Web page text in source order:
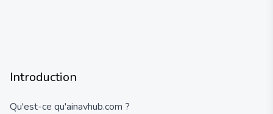
Introduction
Qu'est-ce qu'ainavhub.com ?